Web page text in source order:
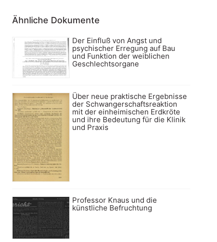
Ähnliche Dokumente
Der Einfluß von Angst und
psychischer Erregung auf Bau
und Funktion der weiblichen
Geschlechtsorgane
Über neue praktische Ergebnisse
der Schwangerschaftsreaktion
mit der einheimischen Erdkröte
und ihre Bedeutung für die Klinik
und Praxis
Professor Knaus und die
künstliche Befruchtung